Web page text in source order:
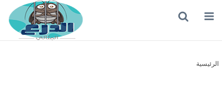
القائمة
الرئيسية